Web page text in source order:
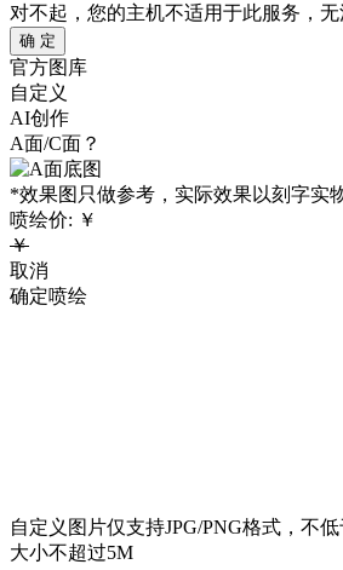
对不起，您的主机不适用于此服务，无
确 定
官方图库
自定义
AI创作
A面/C面？
*效果图只做参考，实际效果以刻字实
喷绘价: ￥
￥
取消
确定喷绘
自定义图片仅支持JPG/PNG格式，不
大小不超过5M